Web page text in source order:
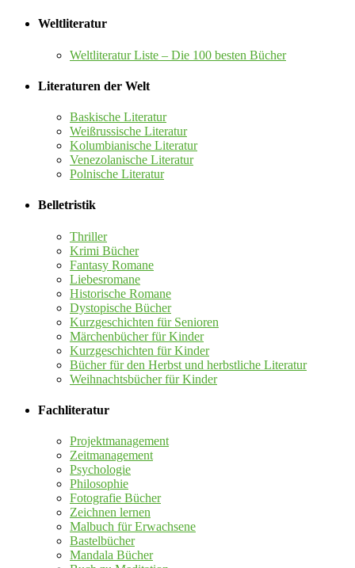
Weltliteratur
Weltliteratur Liste – Die 100 besten Bücher
Literaturen der Welt
Baskische Literatur
Weißrussische Literatur
Kolumbianische Literatur
Venezolanische Literatur
Polnische Literatur
Belletristik
Thriller
Krimi Bücher
Fantasy Romane
Liebesromane
Historische Romane
Dystopische Bücher
Kurzgeschichten für Senioren
Märchenbücher für Kinder
Kurzgeschichten für Kinder
Bücher für den Herbst und herbstliche Literatur
Weihnachtsbücher für Kinder
Fachliteratur
Projektmanagement
Zeitmanagement
Psychologie
Philosophie
Fotografie Bücher
Zeichnen lernen
Malbuch für Erwachsene
Bastelbücher
Mandala Bücher